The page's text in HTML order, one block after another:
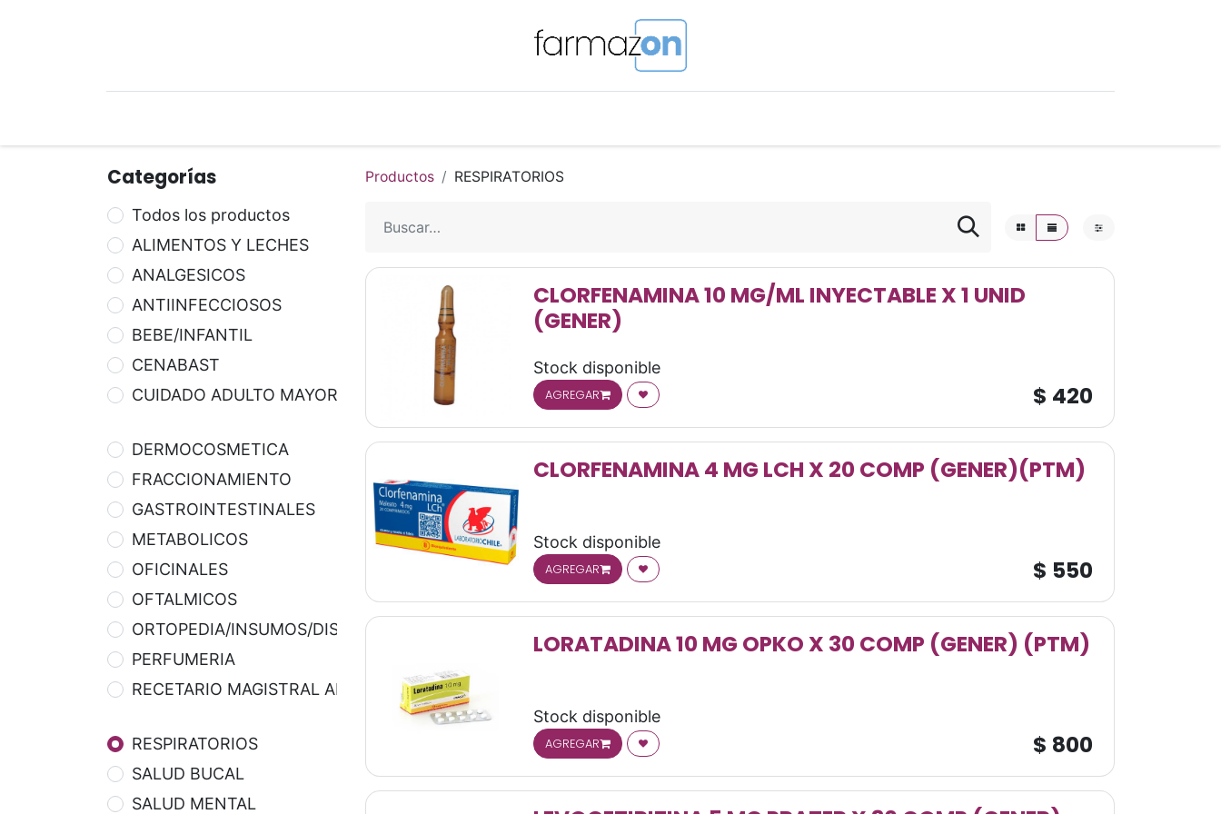
Categorías
Todos los productos
ALIMENTOS Y LECHES
ANALGESICOS
ANTIINFECCIOSOS
BEBE/INFANTIL
CENABAST
CUIDADO ADULTO MAYOR
DERMOCOSMETICA
FRACCIONAMIENTO
GASTROINTESTINALES
METABOLICOS
OFICINALES
OFTALMICOS
ORTOPEDIA/INSUMOS/DISPOSITIVOS
PERFUMERIA
RECETARIO MAGISTRAL APOTEKA
RESPIRATORIOS
SALUD BUCAL
SALUD MENTAL
Productos RESPIRATORIOS
CLORFENAMINA 10 MG/ML INYECTABLE X 1 UNID
(GENER)
Stock disponible
AGREGAR $ 420
CLORFENAMINA 4 MG LCH X 20 COMP (GENER)(PTM)
Stock disponible
AGREGAR $ 550
LORATADINA 10 MG OPKO X 30 COMP (GENER) (PTM)
Stock disponible
AGREGAR $ 800